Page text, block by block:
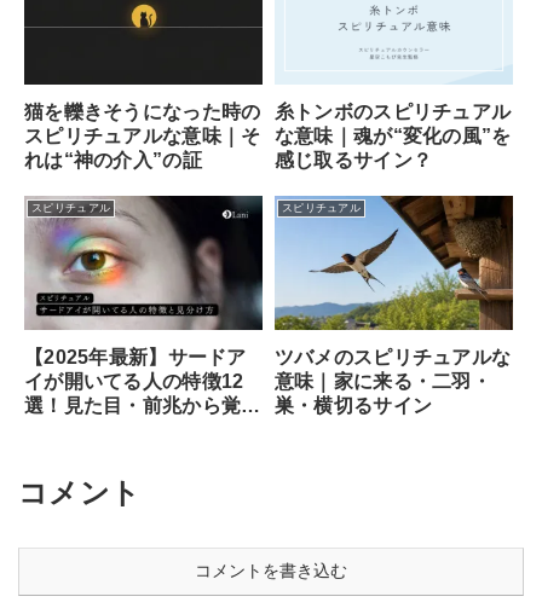
猫を轢きそうになった時の
スピリチュアルな意味｜そ
れは“神の介入”の証
糸トンボのスピリチュアル
な意味｜魂が“変化の風”を
感じ取るサイン？
スピリチュアル
【2025年最新】サードア
イが開いてる人の特徴12
選！見た目・前兆から覚醒
スピリチュアル
ツバメのスピリチュアルな
意味｜家に来る・二羽・
巣・横切るサイン
コメント
コメントを書き込む